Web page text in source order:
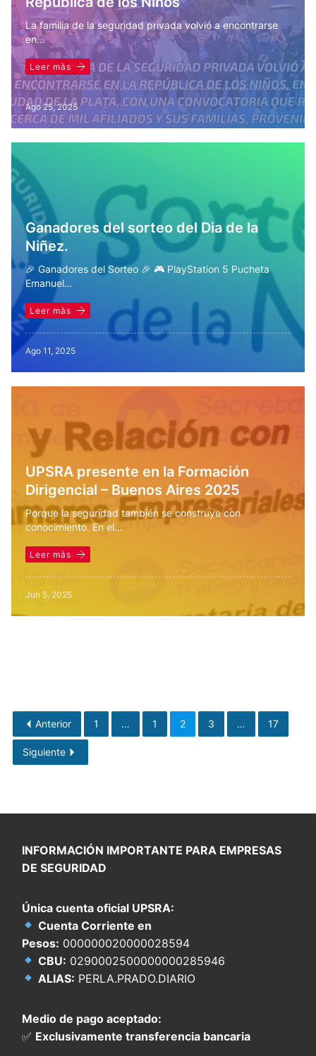
La familia de la seguridad privada volvió a encontrarse
en…
Leer màs
Ago 25, 2025
Ganadores del sorteo del Dia de la
Niñez.
🎉 Ganadores del Sorteo 🎉 🎮 PlayStation 5 Pucheta
Emanuel…
Leer màs
Ago 11, 2025
UPSRA presente en la Formación
Dirigencial – Buenos Aires 2025
Porque la seguridad también se construye con
conocimiento. En el…
Leer màs
Jun 5, 2025
Anterior 1 … 1 2 3 … 17
Siguiente
INFORMACIÓN IMPORTANTE PARA EMPRESAS
DE SEGURIDAD
Única cuenta oficial UPSRA:
Cuenta Corriente en
Pesos: 000000020000028594
CBU: 0290002500000000285946
ALIAS: PERLA.PRADO.DIARIO
Medio de pago aceptado:
✅ Exclusivamente transferencia bancaria